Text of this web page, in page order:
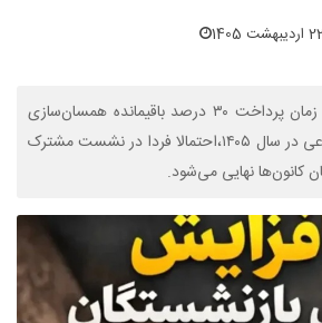
تکلیف افزایش حقوق و زمان پرداخت ۳۰ درصد باقیمانده همسان‌سازی
بازنشستگان تأمین اجتماعی در سال ۱۴۰۵،احتمالا فردا در نشست مشترک
کانون‌ها نهایی می‌شود.